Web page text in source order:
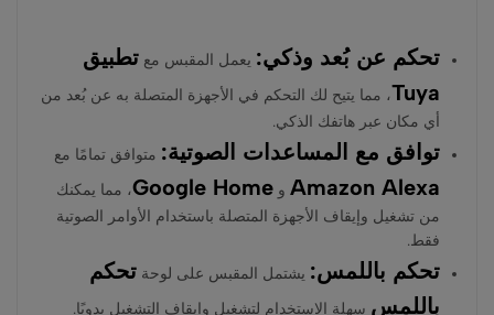
تحكم عن بُعد وذكي: يعمل المقبس معتطبيق
Tuya، مما يتيح لك التحكم في الأجهزة المتصلة به عن بُعد من
أي مكان عبر هاتفك الذكي.
توافق مع المساعدات الصوتية: متوافق تمامًا مع
Amazon Alexa وGoogle Home، مما يمكنك
من تشغيل وإيقاف الأجهزة المتصلة باستخدام الأوامر الصوتية
فقط.
تحكم باللمس: يشتمل المقبس على لوحةتحكم
باللمس سهلة الاستخدام لتشغيل وإيقاف التشغيل يدويًا.